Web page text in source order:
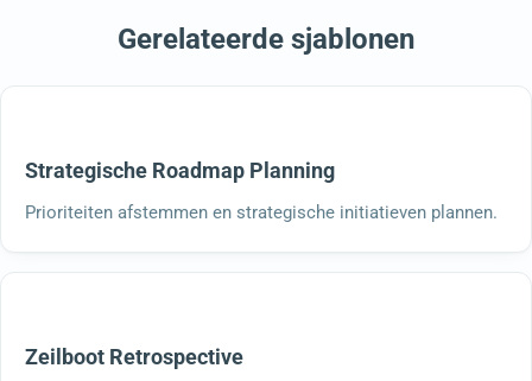
Gerelateerde sjablonen
Strategische Roadmap Planning
Prioriteiten afstemmen en strategische initiatieven plannen.
Zeilboot Retrospective